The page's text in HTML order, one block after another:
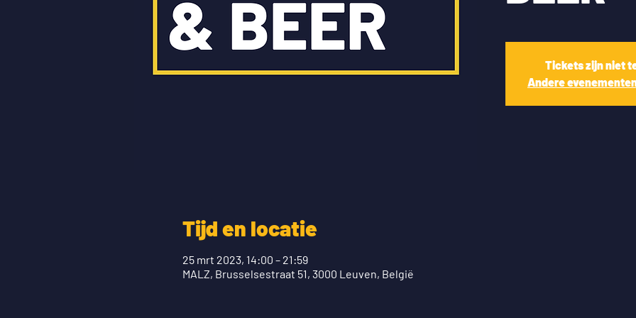
Tickets zijn niet
Andere
Tijd en locatie
25 mrt 2023, 14:00 – 21:59
MALZ, Brusselsestraat 51, 3000 Leuven, België